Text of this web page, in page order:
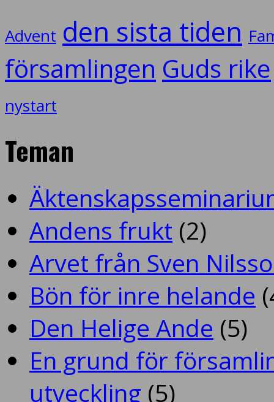
Advent den sista tiden
församlingen Guds rike
nystart
Teman
Andens frukt (2)
Arvet från Sven
Bön för inre helande
Den Helige Ande (5)
En grund för
utveckling (5)